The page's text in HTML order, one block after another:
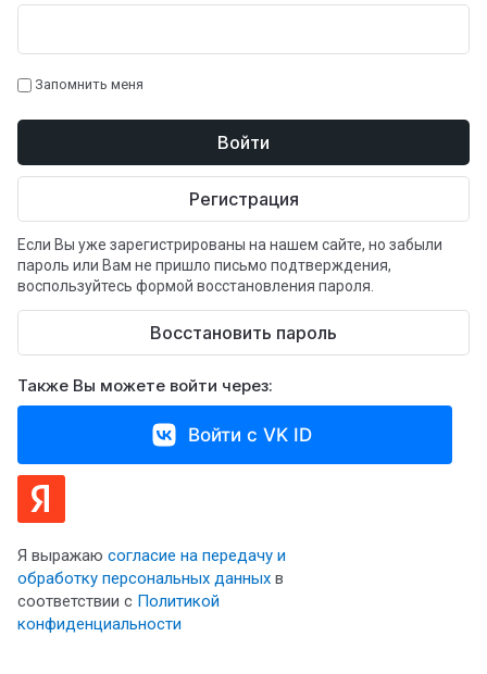
Запомнить меня
Войти
Регистрация
Если Вы уже зарегистрированы на нашем сайте, но забыли
пароль или Вам не пришло письмо подтверждения,
воспользуйтесь формой восстановления пароля.
Восстановить пароль
Также Вы можете войти через:
Войти с VK ID
Я выражаю согласие на передачу и
обработку персональных данных в
соответствии с Политикой
конфиденциальности